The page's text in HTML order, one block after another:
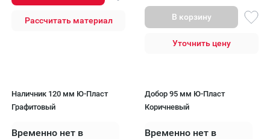
Рассчитать материал В корзину
Уточнить цену
Наличник 120 мм Ю-Пласт
Графитовый
Временно нет в
Добор 95 мм Ю-Пласт
Коричневый
Временно нет в